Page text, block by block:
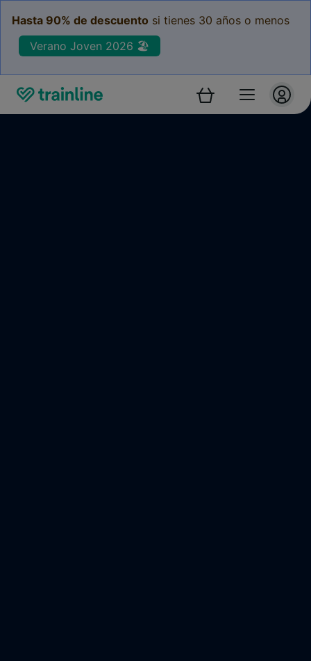
Hasta 90% de descuento si tienes 30 años o menos
Verano Joven 2026 🏖️